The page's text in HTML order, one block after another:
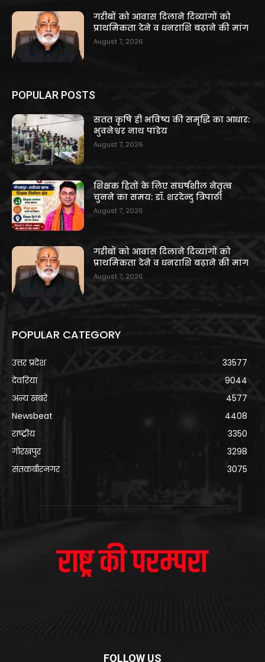
गरीबों को आवास दिलाने दिव्यांगों को
प्राथमिकता देने व धनराशि बढ़ाने की मांग
August 7, 2026
POPULAR POSTS
सतत कृषि ही भविष्य की समृद्धि का आधार:
भुवनेश्वर नाथ पांडेय
August 7, 2026
शिक्षक हितों के लिए संघर्षशील नेतृत्व
चुनने का समय: डॉ. शरदेन्दु त्रिपाठी
August 7, 2026
गरीबों को आवास दिलाने दिव्यांगों को
प्राथमिकता देने व धनराशि बढ़ाने की मांग
August 7, 2026
POPULAR CATEGORY
उत्तर प्रदेश
33577
देवरिया
9044
अन्य खबरे
4577
Newsbeat
4408
राष्ट्रीय
3350
गोरखपुर
3298
संतकबीरनगर
3075
FOLLOW US